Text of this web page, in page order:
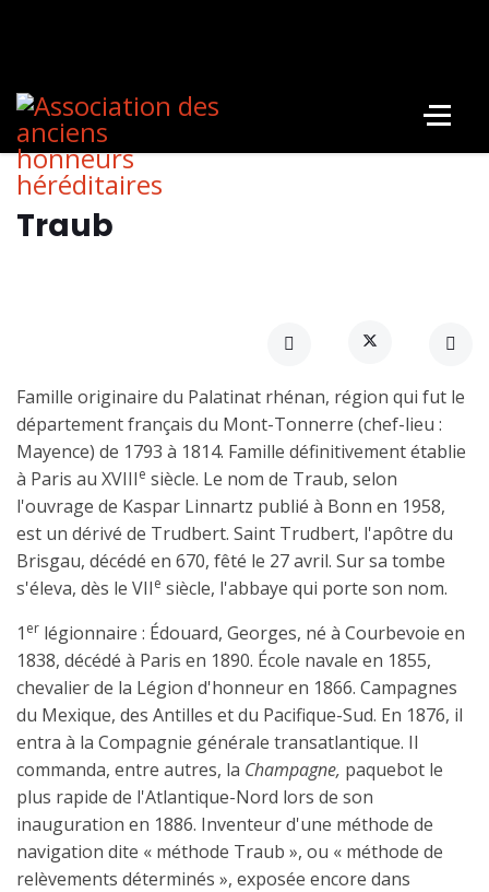
Traub
Famille originaire du Palatinat rhénan, région qui fut le
département français du Mont-Tonnerre (chef-lieu :
Mayence) de 1793 à 1814. Famille définitivement établie
à Paris au XVIIIe siècle. Le nom de Traub, selon
l'ouvrage de Kaspar Linnartz publié à Bonn en 1958,
est un dérivé de Trudbert. Saint Trudbert, l'apôtre du
Brisgau, décédé en 670, fêté le 27 avril. Sur sa tombe
s'éleva, dès le VIIe siècle, l'abbaye qui porte son nom.
1 er légionnaire : Édouard, Georges, né à Courbevoie en
1838, décédé à Paris en 1890. École navale en 1855,
chevalier de la Légion d'honneur en 1866. Campagnes
du Mexique, des Antilles et du Pacifique-Sud. En 1876, il
entra à la Compagnie générale transatlantique. Il
commanda, entre autres, la Champagne, paquebot le
plus rapide de l'Atlantique-Nord lors de son
inauguration en 1886. Inventeur d'une méthode de
navigation dite « méthode Traub », ou « méthode de
relèvements déterminés », exposée encore dans